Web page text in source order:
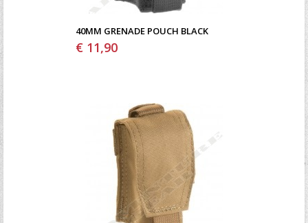
40MM GRENADE POUCH BLACK
€ 11,90